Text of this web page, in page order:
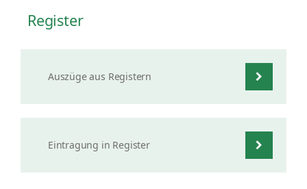
Register
Auszüge aus Registern
Eintragung in Register